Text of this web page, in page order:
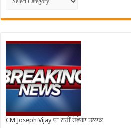
CM Joseph Vijay ਦਾ ਨਹੀਂ ਹੋਵੇਗਾ ਤਲਾਕ